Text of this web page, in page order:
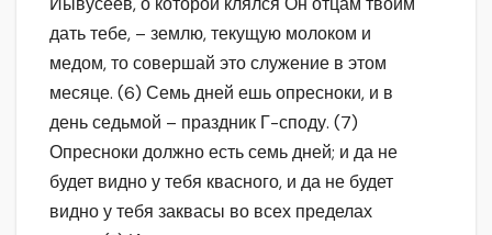
дать тебе, – землю, текущую молоком и
медом, то совершай это служение в этом
месяце. (6) Семь дней ешь опресноки, и в
день седьмой – праздник Г-споду. (7)
Опресноки должно есть семь дней; и да не
будет видно у тебя квасного, и да не будет
видно у тебя заквасы во всех пределах